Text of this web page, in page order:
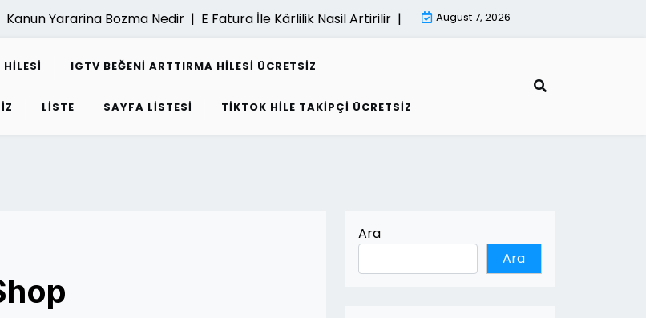
Yararina Bozma Nedir | E Fatura İle Kârlilik Nasil Artirilir | E Fatura İle Kârlilik Nasil Artirilir |
August 7, 2026
IGTV BEĞENI ARTTIRMA HILESI ÜCRETSIZ
LISTE SAYFA LISTESI TIKTOK HILE TAKIPÇI ÜCRETSIZ
Ara
Ara